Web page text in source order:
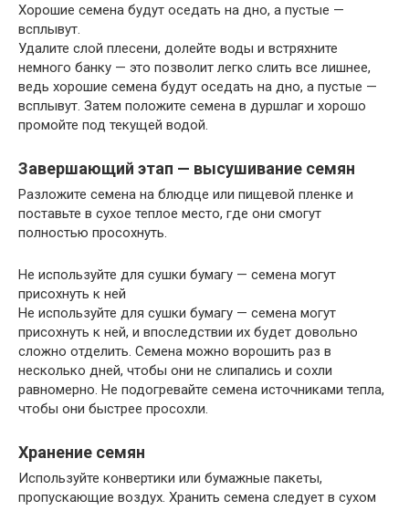
Хорошие семена будут оседать на дно, а пустые —
всплывут.
Удалите слой плесени, долейте воды и встряхните
немного банку — это позволит легко слить все лишнее,
ведь хорошие семена будут оседать на дно, а пустые —
всплывут. Затем положите семена в дуршлаг и хорошо
промойте под текущей водой.
Завершающий этап — высушивание семян
Разложите семена на блюдце или пищевой пленке и
поставьте в сухое теплое место, где они смогут
полностью просохнуть.
Не используйте для сушки бумагу — семена могут
присохнуть к ней
Не используйте для сушки бумагу — семена могут
присохнуть к ней, и впоследствии их будет довольно
сложно отделить. Семена можно ворошить раз в
несколько дней, чтобы они не слипались и сохли
равномерно. Не подогревайте семена источниками тепла,
чтобы они быстрее просохли.
Хранение семян
Используйте конвертики или бумажные пакеты,
пропускающие воздух. Хранить семена следует в сухом